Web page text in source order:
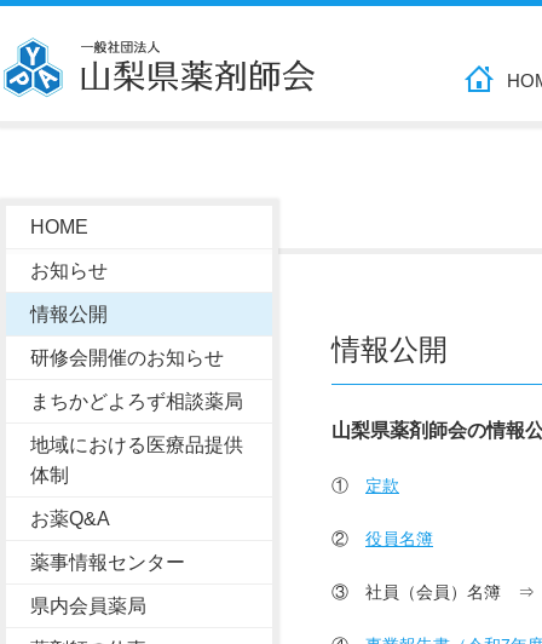
HOME
お知らせ
情報公開
研修会開催のお知らせ
まちかどよろず相談薬局
地域における医療品提供
体制
お薬Q&A
薬事情報センター
県内会員薬局
情報公開
山梨県薬剤師会の情報
① 定款
② 役員名簿
③ 社員（会員）名簿